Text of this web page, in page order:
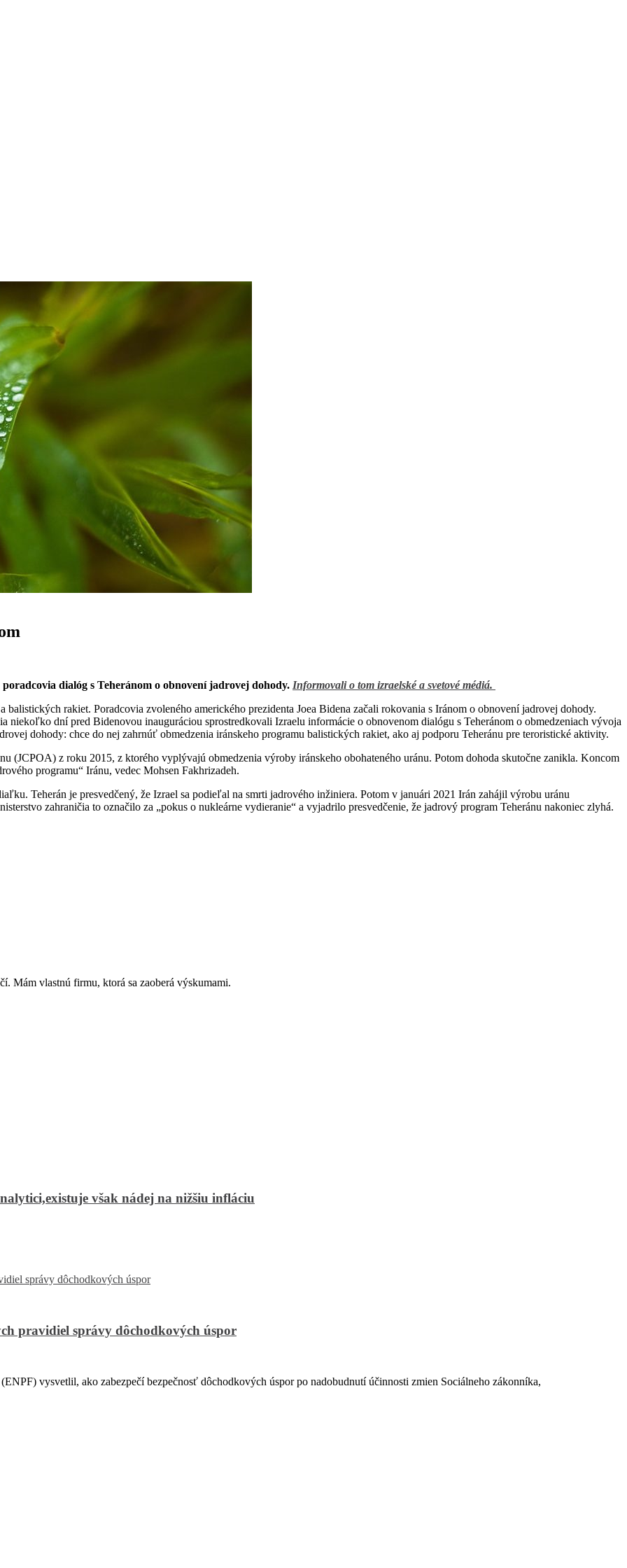
dialóg s Teheránom o obnovení jadrovej dohody. Informovali o tom izraelské a svetové médiá.
rakiet. Poradcovia zvoleného amerického prezidenta Joea Bidena začali rokovania s Iránom o obnovení jadrovej dohody.
niekoľko dní pred Bidenovou inauguráciou sprostredkovali Izraelu informácie o obnovenom dialógu s Teheránom o obmedzeniach vývoja
dohody: chce do nej zahrnúť obmedzenia iránskeho programu balistických rakiet, ako aj podporu Teheránu pre teroristické aktivity.
(JCPOA) z roku 2015, z ktorého vyplývajú obmedzenia výroby iránskeho obohateného uránu. Potom dohoda skutočne zanikla. Koncom
programu“ Iránu, vedec Mohsen Fakhrizadeh.
Teherán je presvedčený, že Izrael sa podieľal na smrti jadrového inžiniera. Potom v januári 2021 Irán zahájil výrobu uránu
zahraničia to označilo za „pokus o nukleárne vydieranie“ a vyjadrilo presvedčenie, že jadrový program Teheránu nakoniec zlyhá.
Mám vlastnú firmu, ktorá sa zaoberá výskumami.
však nádej na nižšiu infláciu
pravidiel správy dôchodkových úspor
vysvetlil, ako zabezpečí bezpečnosť dôchodkových úspor po nadobudnutí účinnosti zmien Sociálneho zákonníka,